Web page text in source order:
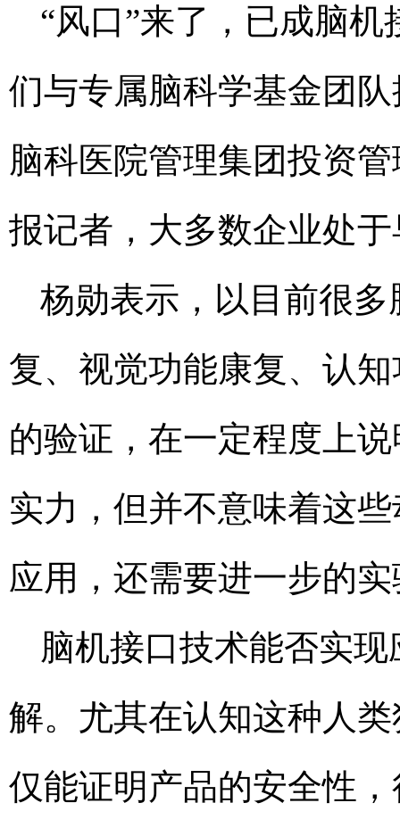
“风口”来了，已成脑
们与专属脑科学基金团
脑科医院管理集团投资
报记者，大多数企业处
杨勋表示，以目前很
复、视觉功能康复、认
的验证，在一定程度上
实力，但并不意味着这
应用，还需要进一步的
脑机接口技术能否实
解。尤其在认知这种人
仅能证明产品的安全性